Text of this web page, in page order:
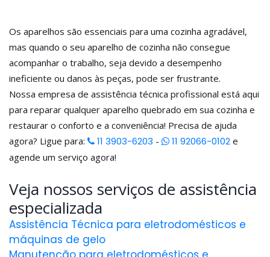
Os aparelhos são essenciais para uma cozinha agradável,
mas quando o seu aparelho de cozinha não consegue
acompanhar o trabalho, seja devido a desempenho
ineficiente ou danos às peças, pode ser frustrante.
Nossa empresa de assistência técnica profissional está aqui
para reparar qualquer aparelho quebrado em sua cozinha e
restaurar o conforto e a conveniência! Precisa de ajuda
agora? Ligue para:
11 3903-6203 - 11 92066-0102 e
agende um serviço agora!
Veja nossos serviços de assistência
especializada
Assistência Técnica para eletrodomésticos e
máquinas de gelo